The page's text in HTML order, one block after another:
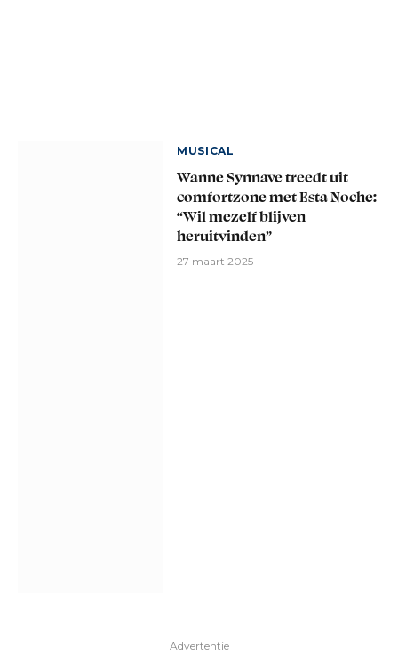
MUSICAL
Wanne Synnave treedt uit
comfortzone met Esta Noche:
“Wil mezelf blijven
heruitvinden”
27 maart 2025
Advertentie